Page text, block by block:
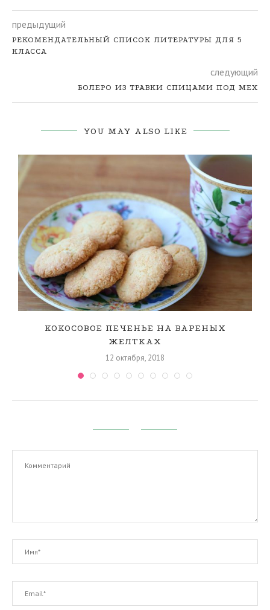
предыдущий
РЕКОМЕНДАТЕЛЬНЫЙ СПИСОК ЛИТЕРАТУРЫ ДЛЯ 5
КЛАССА
следующий
БОЛЕРО ИЗ ТРАВКИ СПИЦАМИ ПОД МЕХ
YOU MAY ALSO LIKE
КОКОСОВОЕ ПЕЧЕНЬЕ НА ВАРЕНЫХ
ЖЕЛТКАХ
12 октября, 2018